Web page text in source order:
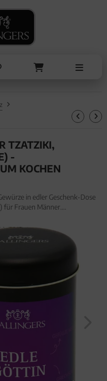
TZATZIKI,
-
KOCHEN
in edler Geschenk-Dose
für Frauen Männer.
Frauen Männer